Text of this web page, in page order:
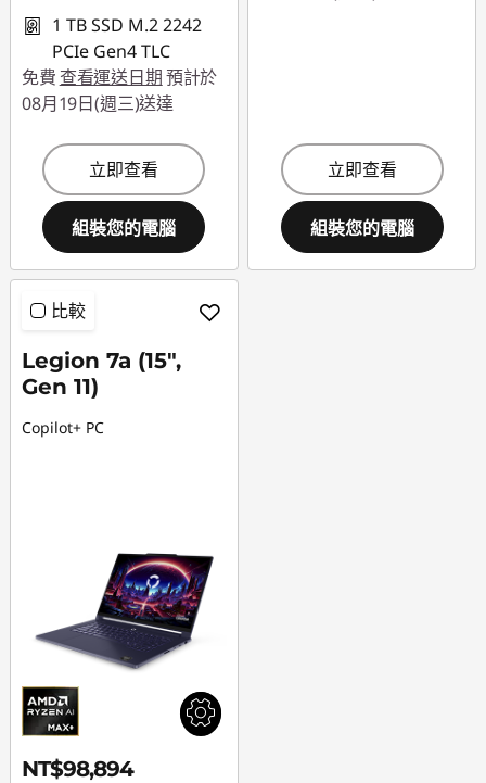
1 TB SSD M.2 2242
PCIe Gen4 TLC
免費 查看運送日期預計於
08月19日(週三)送達
立即查看
組裝您的電腦
立即查看
組裝您的電腦
比較
Legion 7a (15",
Gen 11)
Copilot+ PC
NT$98,894